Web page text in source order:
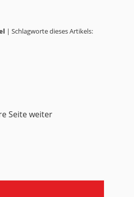
| Schlagworte dieses Artikels:
Seite weiter